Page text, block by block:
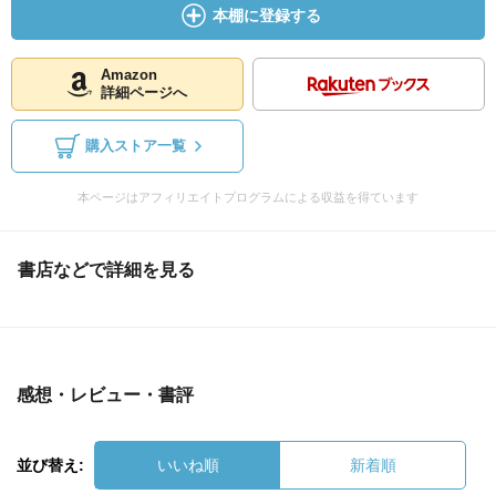
本棚に登録する
Amazon
詳細ページへ
購入ストア一覧
本ページはアフィリエイトプログラムによる収益を得ています
書店などで詳細を見る
感想・レビュー・書評
並び替え: いいね順 新着順